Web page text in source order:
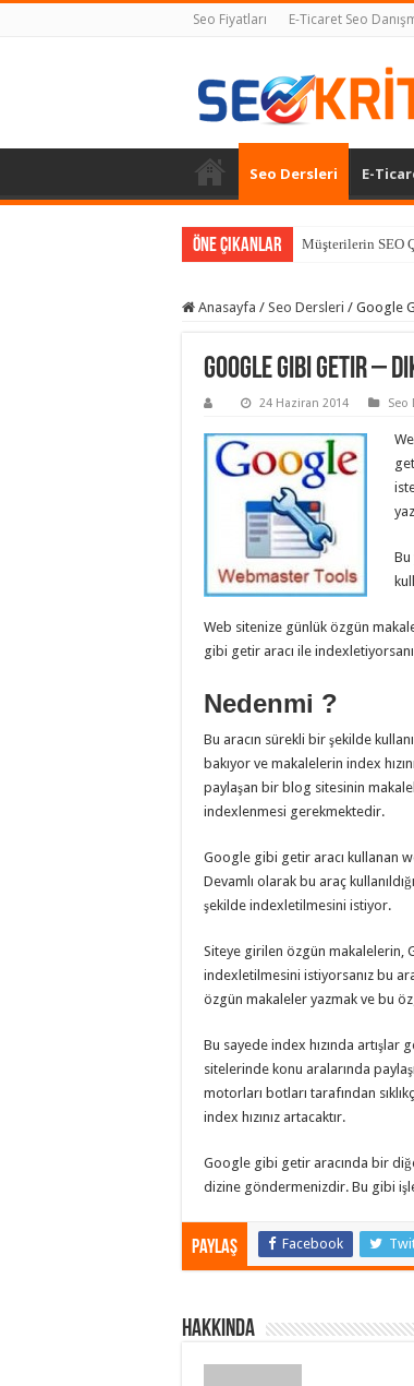
Seo Fiyatları E-Ticaret Seo
Seo Dersleri E-
Öne Çıkanlar Müşterilerin SEO
Anasayfa / Seo Dersleri / Google
Google Gibi Getir –
24 Haziran 2014 Seo
Bu
Web sitenize günlük özgün
gibi getir aracı ile
Nedenmi ?
Bu aracın sürekli bir şekilde
bakıyor ve makalelerin index
paylaşan bir blog sitesinin
indexlenmesi gerekmektedir.
Google gibi getir aracı kullanan
Devamlı olarak bu araç
şekilde indexletilmesini istiyor.
Siteye girilen özgün makalelerin,
indexletilmesini istiyorsanız bu
özgün makaleler yazmak ve bu
Bu sayede index hızında
sitelerinde konu aralarında
motorları botları tarafından
index hızınız artacaktır.
Google gibi getir aracında bir
dizine göndermenizdir. Bu gibi
Paylaş Facebook
Hakkında